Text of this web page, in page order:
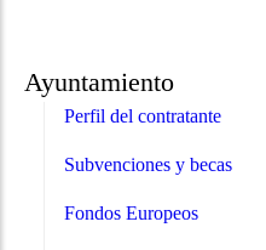
Ayuntamiento
Perfil del contratante
Subvenciones y becas
Fondos Europeos